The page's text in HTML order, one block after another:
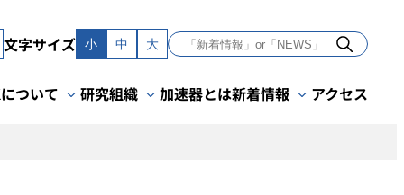
文字サイズ 小 中 大
ついて 研究組織 加速器とは新着情報 アクセス